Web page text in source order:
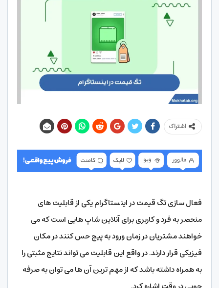
اشتراک
فعال سازی تگ قیمت در اینستاگرام یکی از قابلیت های
منحصر به فرد و کاربری برای آنلاین شاپ هایی است که می
خواهند مشتریان در زمان ورود به پیج حس کنند در مکان
فیزیکی قرار دارند. در واقع این قابلیت می تواند نتایج مثبتی را
به همراه داشته باشد که از مهم ترین آن ها می توان به صرفه